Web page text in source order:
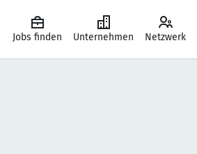
Jobs finden Unternehmen Netzwerk